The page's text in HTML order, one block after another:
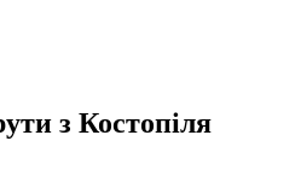
з Костопіля